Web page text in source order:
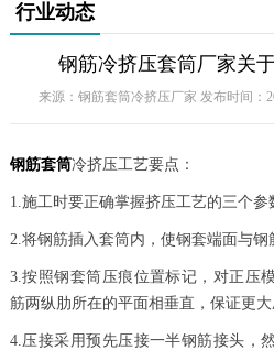
行业动态
钢筋冷挤压套筒厂家关
来源：钢筋套筒冷挤压厂家 发布时间：
钢筋套筒冷挤压工艺要点：
1.施工时要正确掌握挤压工艺的三个参
2.将钢筋插入套筒内，使钢套端面与钢
3.按照钢套筒压痕位置标记，对正压
筋两纵肋所在的平面相垂直，保证更大
4.压接采用预先压接一半钢筋接头，